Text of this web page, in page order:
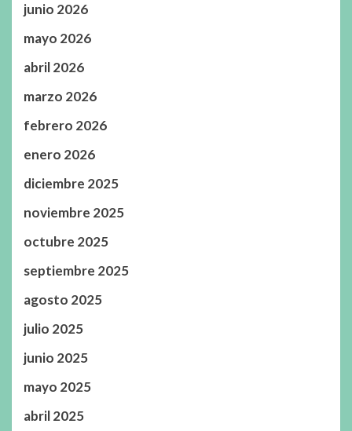
junio 2026
mayo 2026
abril 2026
marzo 2026
febrero 2026
enero 2026
diciembre 2025
noviembre 2025
octubre 2025
septiembre 2025
agosto 2025
julio 2025
junio 2025
mayo 2025
abril 2025